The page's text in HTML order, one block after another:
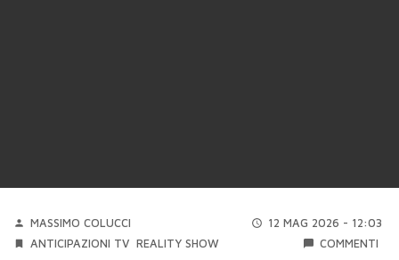
MASSIMO COLUCCI
12 MAG 2026 - 12:03
ANTICIPAZIONI TV REALITY SHOW COMMENTI